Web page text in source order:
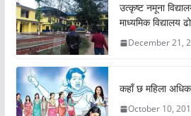
उत्कृष्ट नमूना
माध्यमिक विद्यालय
December 21,
कहाँ छ महिला
October 10,